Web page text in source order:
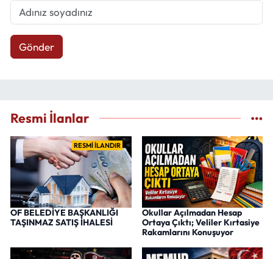
Gönder
Resmi İlanlar
RESMİ İLANDIR
OF BELEDİYE BAŞKANLIĞI
TAŞINMAZ SATIŞ İHALESİ
Okullar Açılmadan Hesap
Ortaya Çıktı; Veliler Kırtasiye
Rakamlarını Konuşuyor